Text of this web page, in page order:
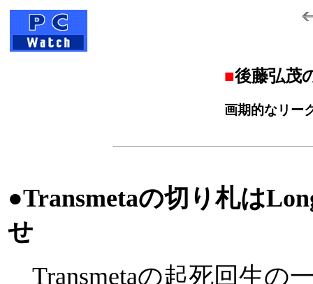
■後藤弘茂
画期的なリー
●Transmetaの切り札は
せ
Transmetaの起死回生の